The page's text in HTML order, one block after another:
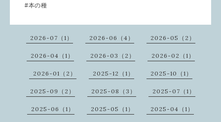
#本の種
2026-07（1） 2026-06（4） 2026-05（2）
2026-04（1） 2026-03（2） 2026-02（1）
2026-01（2） 2025-12（1） 2025-10（1）
2025-09（2） 2025-08（3） 2025-07（1）
2025-06（1） 2025-05（1） 2025-04（1）